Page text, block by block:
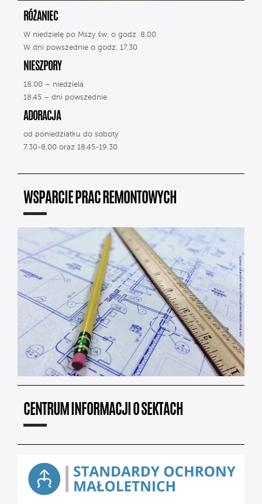
RÓŻANIEC
W niedzielę po Mszy św. o godz. 8.00
W dni powszednie o godz. 17.30
NIESZPORY
18.00 – niedziela
18.45 – dni powszednie
ADORACJA
od poniedziałku do soboty
7.30-8.00 oraz 18.45-19.30
WSPARCIE PRAC REMONTOWYCH
CENTRUM INFORMACJI O SEKTACH